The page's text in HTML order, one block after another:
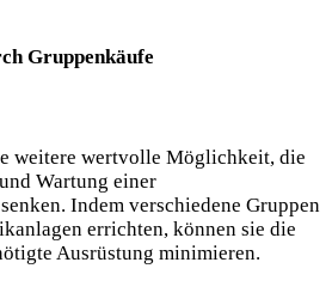
Gruppenkäufe
weitere wertvolle Möglichkeit, die
Wartung einer
Indem verschiedene Gruppen
errichten, können sie die
Ausrüstung minimieren.